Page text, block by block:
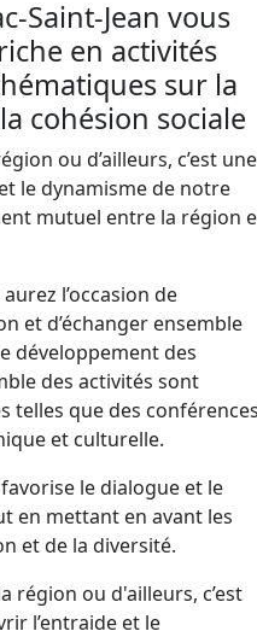
Saint-Jean vous
en activités
sur la
cohésion sociale
ou d’ailleurs, c’est une
le dynamisme de notre
mutuel entre la région
l’occasion de
et d’échanger ensemble
développement des
des activités sont
telles que des
et culturelle.
le dialogue et le
en mettant en avant les
et de la diversité.
région ou d'ailleurs, c’est
l’entraide et le